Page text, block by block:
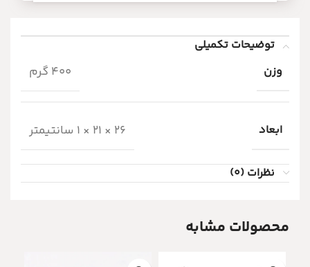
توضیحات تکمیلی
وزن
400 گرم
ابعاد 26 × 21 × 1 سانتیمتر
نظرات (0)
محصولات مشابه